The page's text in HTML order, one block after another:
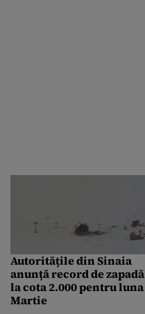
Autoritățile din Sinaia
anunță record de zapadă
la cota 2.000 pentru luna
Martie